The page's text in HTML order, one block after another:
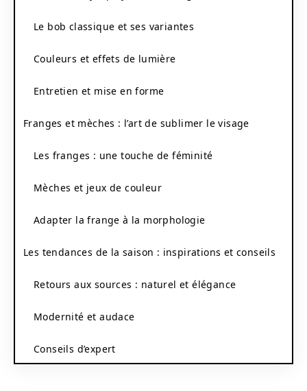
Le bob classique et ses variantes
Couleurs et effets de lumière
Entretien et mise en forme
Franges et mèches : l’art de sublimer le visage
Les franges : une touche de féminité
Mèches et jeux de couleur
Adapter la frange à la morphologie
Les tendances de la saison : inspirations et conseils
Retours aux sources : naturel et élégance
Modernité et audace
Conseils d’expert